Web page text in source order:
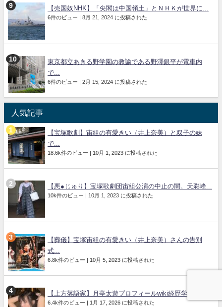
【売国奴NHK】「尖閣は中国領土」とＮＨＫが世界に...
6件のビュー | 8月 21, 2024 に投稿された
東京都立あきる野学園の教諭である野澤銀平が電車内
で...
6件のビュー | 2月 15, 2024 に投稿された
人気記事
【宝塚歌劇】宙組の有愛きい（井上奈美）と双子の妹
で...
18.6k件のビュー | 10月 1, 2023 に投稿された
【悪●じゅり】宝塚歌劇団宙組公演の中止の闇。天彩峰...
10k件のビュー | 10月 1, 2023 に投稿された
【葬儀】宝塚宙組の有愛きい（井上奈美）さんの告別
式...
6.8k件のビュー | 10月 5, 2023 に投稿された
【上方落語家】月亭太遊プロフィールwiki経歴学歴...
6.4k件のビュー | 1月 17, 2026 に投稿された